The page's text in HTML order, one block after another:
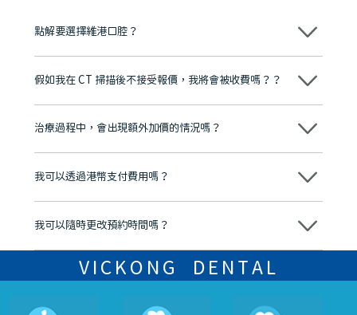
點解要選擇維港口腔？
維港口腔踐行「醫道濟世」的大學校訓，各分院匯聚來自香港、內地的
牌」、「2025香港企業領袖品牌」，是諾貝爾種植系統全球放心植牙中
至今已服務超過三十個國家和地區的顧客，受到粵港澳大灣區及周邊城
市市民極高的口碑評價及信任推薦 珠海、深圳設有八大分院，香港亦設
有咨詢及服務保障中心，有任何問題都可以隨時預約免費咨詢，讓人十
假如我在 CT 掃描後不接受報價，我將會被收費嗎？？
不會！只要未開始實際服務之前，你不會被收取任何費用。
治療過程中，會出現額外加價的情況嗎？
不會，治療前我們會詳細說明治療方案及對應的價錢，顧客同意並簽字
我可以透過港幣支付費用嗎？
可以。維港口腔會按照當日匯率轉算收取費用，而匯率會及時告知客人
我可以隨時更改預約時間嗎？
可以，請盡早通過wechat或whatsapp聯絡我們，告知我們你原本預約
的時間及資料，並且重新預約的日期及時段
VICKONG DENTAL